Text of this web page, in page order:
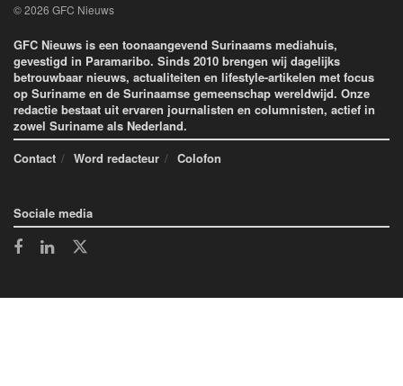
© 2026 GFC Nieuws
GFC Nieuws is een toonaangevend Surinaams mediahuis,
gevestigd in Paramaribo. Sinds 2010 brengen wij dagelijks
betrouwbaar nieuws, actualiteiten en lifestyle-artikelen met focus
op Suriname en de Surinaamse gemeenschap wereldwijd. Onze
redactie bestaat uit ervaren journalisten en columnisten, actief in
zowel Suriname als Nederland.
Contact
Word redacteur Colofon
Sociale media